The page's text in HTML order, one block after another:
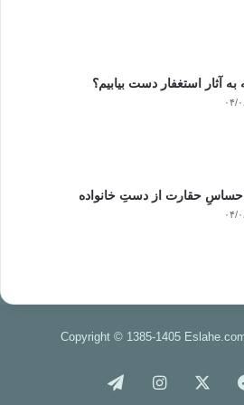
نظر نماییم ؛ بویژه پس از آنکه ثابت شد
در شرق لیبی کافی نیست ؛ چرا که خلیفه
آرامی دارد این است که : اگر واکنش و
مقابله با آن جنایت وحشیانه به ضرورتی
داد و پرونده را مختومه خواهد نمود ؟
هرچند احتمالاً بمباران های هوایی
هرگز بحران را حل نمی کند ؛ چرا که
لیبی ماندگارند و این کشور همچنان
بر سر کارگران مصری آمد همچنان وجود
به آثار استغفار دست بیابیم؟
۰۳
حقارت از دستِ خانواده
۰۳
Copyright © 1385-1405
فیس اینستاگرام